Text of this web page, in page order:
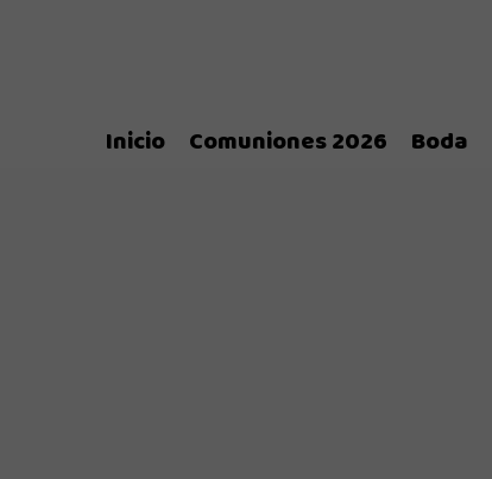
Inicio Comuniones 2026 Boda